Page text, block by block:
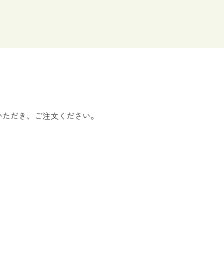
だき、ご注文ください。